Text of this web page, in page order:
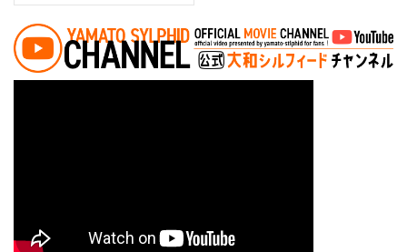
投稿ナビゲーション